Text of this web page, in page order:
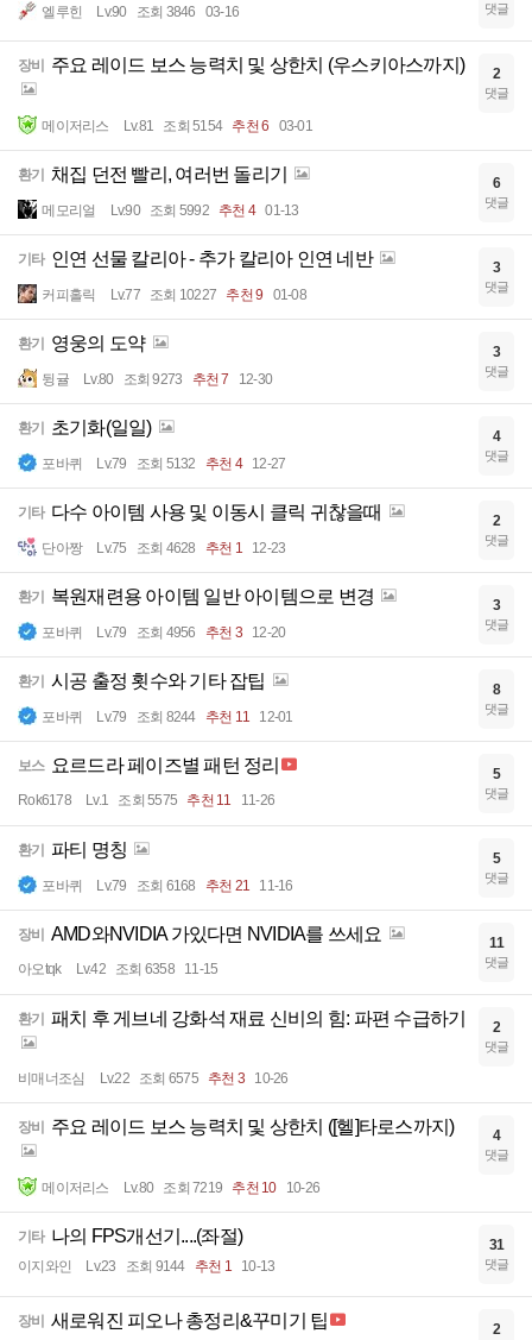
엘루힌 Lv.90 조회 3846 03-16 댓글
장비 주요 레이드 보스 능력치 및 상한치 (우스키아스까지)
메이저리스 Lv.81 조회 5154 추천 6 03-01
2
댓글
환기 채집 던전 빨리, 여러번 돌리기
메모리얼 Lv.90 조회 5992 추천 4 01-13
6
댓글
기타 인연 선물 칼리아 - 추가 칼리아 인연 네반
커피홀릭 Lv.77 조회 10227 추천 9 01-08
3
댓글
환기 영웅의 도약
뒹귤 Lv.80 조회 9273 추천 7 12-30
3
댓글
환기 초기화(일일)
포바퀴 Lv.79 조회 5132 추천 4 12-27
4
댓글
기타 다수 아이템 사용 및 이동시 클릭 귀찮을때
단아짱 Lv.75 조회 4628 추천 1 12-23
2
댓글
환기 복원재련용 아이템 일반 아이템으로 변경
포바퀴 Lv.79 조회 4956 추천 3 12-20
3
댓글
환기 시공 출정 횟수와 기타 잡팁
포바퀴 Lv.79 조회 8244 추천 11 12-01
8
댓글
보스 요르드라 페이즈별 패턴 정리
Rok6178 Lv.1 조회 5575 추천 11 11-26
5
댓글
환기 파티 명칭
포바퀴 Lv.79 조회 6168 추천 21 11-16
5
댓글
장비 AMD와NVIDIA 가있다면 NVIDIA를 쓰세요
아오tqk Lv.42 조회 6358 11-15
11
댓글
환기 패치 후 게브네 강화석 재료 신비의 힘: 파편 수급하기
비매너조심 Lv.22 조회 6575 추천 3 10-26
2
댓글
장비 주요 레이드 보스 능력치 및 상한치 ([헬]타로스까지)
메이저리스 Lv.80 조회 7219 추천 10 10-26
4
댓글
기타 나의 FPS개선기....(좌절)
이지와인 Lv.23 조회 9144 추천 1 10-13
31
댓글
장비 새로워진 피오나 총정리&꾸미기 팁 2